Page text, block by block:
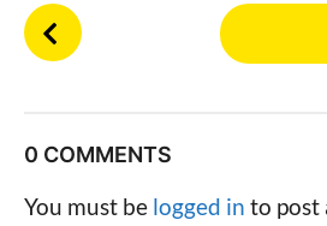
P
o
P
a
g
0 COMMENTS
You must be logged in to post